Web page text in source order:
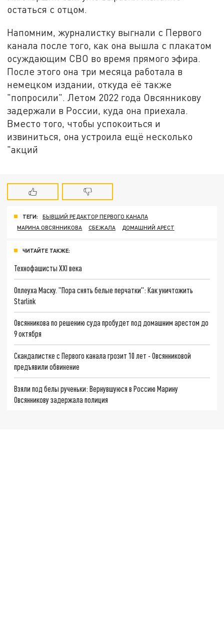
остаться с отцом.
Напомним, журналистку выгнали с Первого
канала после того, как она вышла с плакатом
осуждающим СВО во время прямого эфира.
После этого она три месяца работала в
немецком издании, откуда её также
"попросили". Летом 2022 года Овсянникову
задержали в России, куда она приехала.
Вместо того, чтобы успокоиться и
извиниться, она устроила ещё несколько
"акций
ТЕГИ:
БЫВШИЙ РЕДАКТОР ПЕРВОГО КАНАЛА
МАРИНА ОВСЯННИКОВА
СБЕЖАЛА ДОМАШНИЙ АРЕСТ
ЧИТАЙТЕ ТАКЖЕ:
Технофашисты XXI века
Оплеуха Маску. "Пора снять белые перчатки": Как уничтожить
Starlink
Овсянникова по решению суда пробудет под домашним арестом до
9 октября
Скандалистке с Первого канала грозит 10 лет - Овсянниковой
предъявили обвинение
Взяли под белы рученьки: Вернувшуюся в Россию Марину
Овсянникову задержала полиция